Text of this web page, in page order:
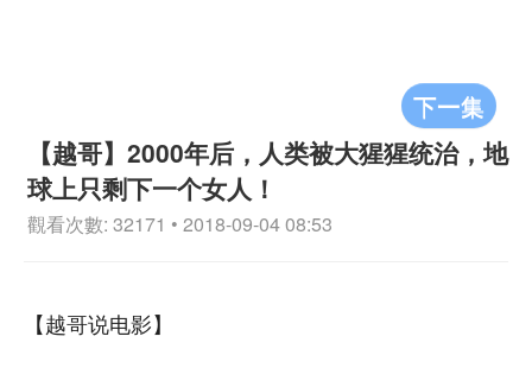
下一集
【越哥】2000年后，人类被大猩猩统治，地
球上只剩下一个女人！
觀看次數: 32171 • 2018-09-04 08:53
【越哥说电影】